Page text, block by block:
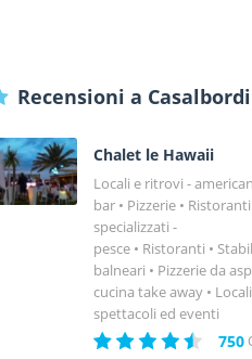
Recensioni a
Chalet le Hawaii
Locali e ritrovi - american
bar
Pizzerie
Ristoranti
specializzati -
pesce
Ristoranti
balneari
Pizzerie da
cucina take away
spettacoli ed eventi
750